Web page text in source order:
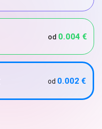
od 0.004 €
od 0.002 €